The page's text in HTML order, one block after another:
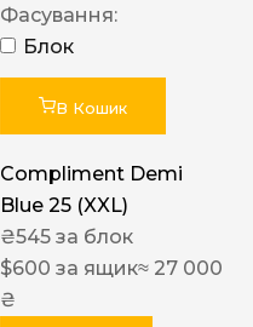
Фасування:
Блок
В Кошик
Compliment Demi
Blue 25 (XXL)
₴545 за блок
$600 за ящик≈ 27 000
₴